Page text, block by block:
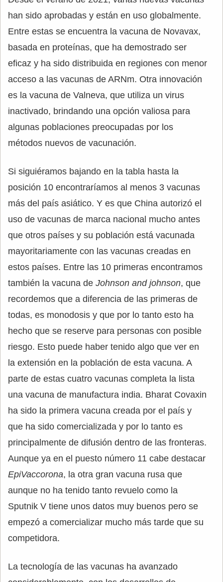
han sido aprobadas y están en uso globalmente.
Entre estas se encuentra la vacuna de Novavax,
basada en proteínas, que ha demostrado ser
eficaz y ha sido distribuida en regiones con menor
acceso a las vacunas de ARNm. Otra innovación
es la vacuna de Valneva, que utiliza un virus
inactivado, brindando una opción valiosa para
algunas poblaciones preocupadas por los
métodos nuevos de vacunación.
Si siguiéramos bajando en la tabla hasta la
posición 10 encontraríamos al menos 3 vacunas
más del país asiático. Y es que China autorizó el
uso de vacunas de marca nacional mucho antes
que otros países y su población está vacunada
mayoritariamente con las vacunas creadas en
estos países. Entre las 10 primeras encontramos
también la vacuna de Johnson and johnson, que
recordemos que a diferencia de las primeras de
todas, es monodosis y que por lo tanto esto ha
hecho que se reserve para personas con posible
riesgo. Esto puede haber tenido algo que ver en
la extensión en la población de esta vacuna. A
parte de estas cuatro vacunas completa la lista
una vacuna de manufactura india. Bharat Covaxin
ha sido la primera vacuna creada por el país y
que ha sido comercializada y por lo tanto es
principalmente de difusión dentro de las fronteras.
Aunque ya en el puesto número 11 cabe destacar
EpiVaccorona, la otra gran vacuna rusa que
aunque no ha tenido tanto revuelo como la
Sputnik V tiene unos datos muy buenos pero se
empezó a comercializar mucho más tarde que su
competidora.
La tecnología de las vacunas ha avanzado